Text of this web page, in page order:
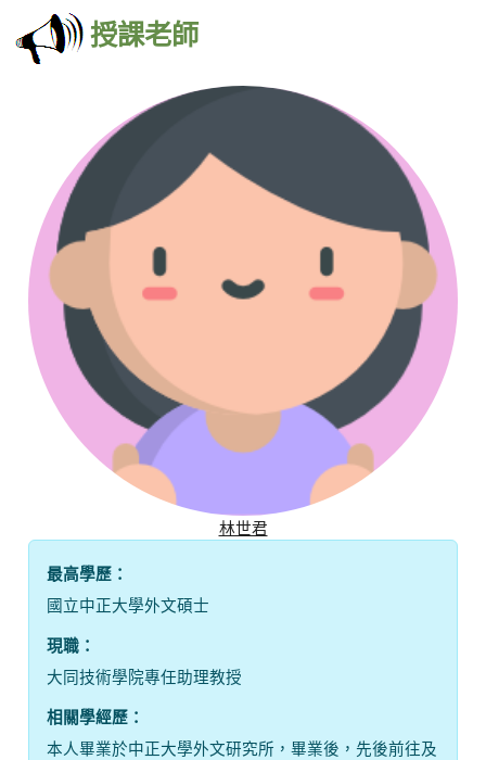
授課老師
林世君
最高學歷：
國立中正大學外文碩士
現職：
大同技術學院專任助理教授
相關學經歷：
本人畢業於中正大學外文研究所，畢業後，先後前往及